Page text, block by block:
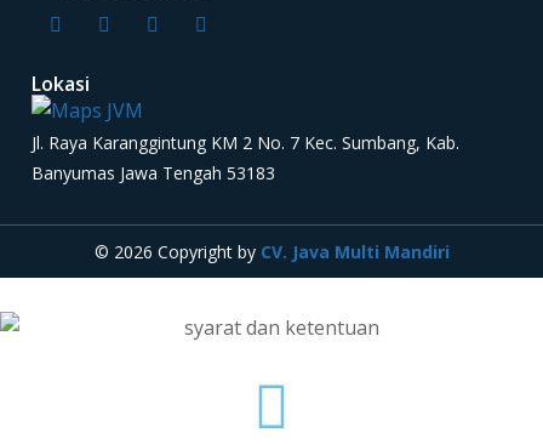
Lokasi
Jl. Raya Karanggintung KM 2 No. 7 Kec. Sumbang, Kab.
Banyumas Jawa Tengah 53183
© 2026 Copyright by CV. Java Multi Mandiri